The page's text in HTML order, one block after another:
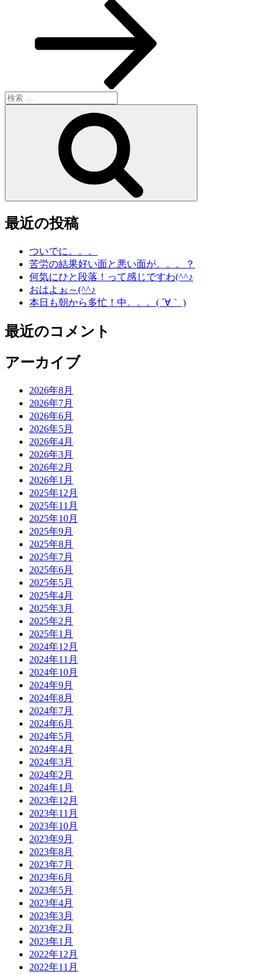
検
索:
最近の投稿
ついでに。。。
苦労の結果好い面と悪い面が。。。？
何気にひと段落！って感じですわ(^^♪
おはよぉ～(^^♪
本日も朝から多忙！中。。。( ´∀｀ )
最近のコメント
アーカイブ
2026年8月
2026年7月
2026年6月
2026年5月
2026年4月
2026年3月
2026年2月
2026年1月
2025年12月
2025年11月
2025年10月
2025年9月
2025年8月
2025年7月
2025年6月
2025年5月
2025年4月
2025年3月
2025年2月
2025年1月
2024年12月
2024年11月
2024年10月
2024年9月
2024年8月
2024年7月
2024年6月
2024年5月
2024年4月
2024年3月
2024年2月
2024年1月
2023年12月
2023年11月
2023年10月
2023年9月
2023年8月
2023年7月
2023年6月
2023年5月
2023年4月
2023年3月
2023年2月
2023年1月
2022年12月
2022年11月